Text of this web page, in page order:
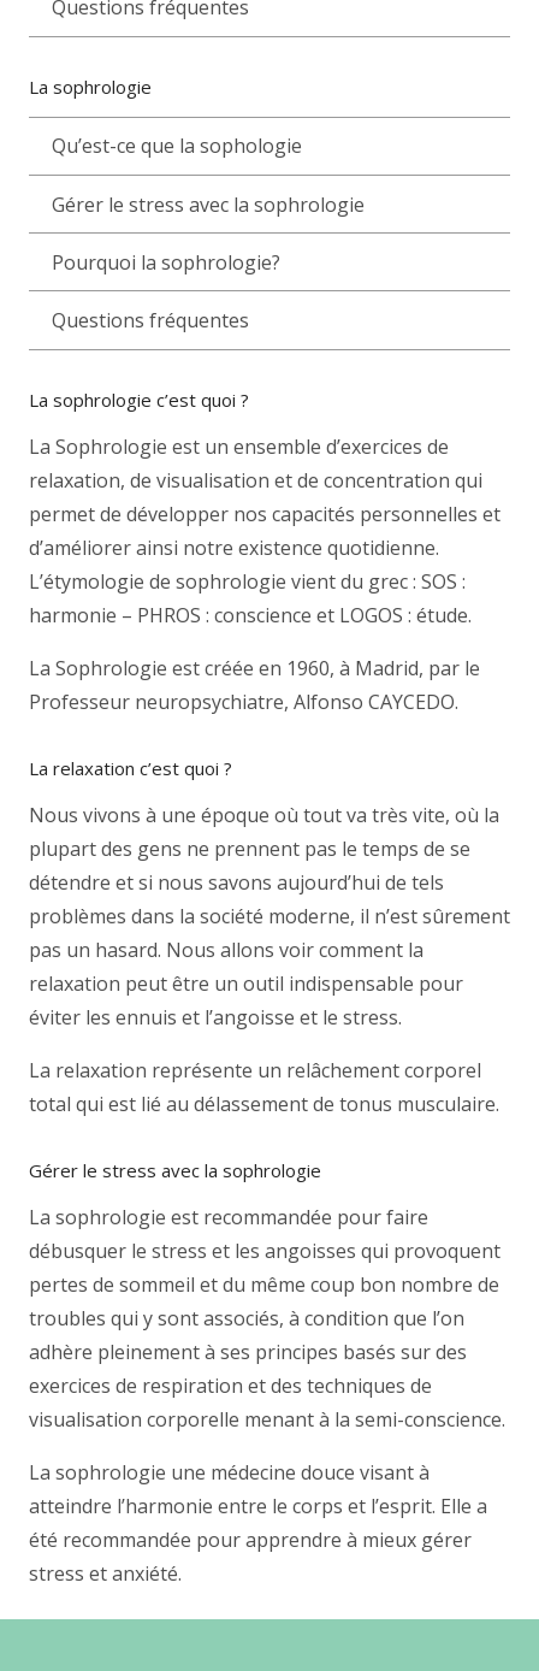
Questions fréquentes
La sophrologie
Qu’est-ce que la sophologie
Gérer le stress avec la sophrologie
Pourquoi la sophrologie?
Questions fréquentes
La sophrologie c’est quoi ?
La Sophrologie est un ensemble d’exercices de
relaxation, de visualisation et de concentration qui
permet de développer nos capacités personnelles et
d’améliorer ainsi notre existence quotidienne.
L’étymologie de sophrologie vient du grec : SOS :
harmonie – PHROS : conscience et LOGOS : étude.
La Sophrologie est créée en 1960, à Madrid, par le
Professeur neuropsychiatre, Alfonso CAYCEDO.
La relaxation c’est quoi ?
Nous vivons à une époque où tout va très vite, où la
plupart des gens ne prennent pas le temps de se
détendre et si nous savons aujourd’hui de tels
problèmes dans la société moderne, il n’est sûrement
pas un hasard. Nous allons voir comment la
relaxation peut être un outil indispensable pour
éviter les ennuis et l’angoisse et le stress.
La relaxation représente un relâchement corporel
total qui est lié au délassement de tonus musculaire.
Gérer le stress avec la sophrologie
La sophrologie est recommandée pour faire
débusquer le stress et les angoisses qui provoquent
pertes de sommeil et du même coup bon nombre de
troubles qui y sont associés, à condition que l’on
adhère pleinement à ses principes basés sur des
exercices de respiration et des techniques de
visualisation corporelle menant à la semi-conscience.
La sophrologie une médecine douce visant à
atteindre l’harmonie entre le corps et l’esprit. Elle a
été recommandée pour apprendre à mieux gérer
stress et anxiété.